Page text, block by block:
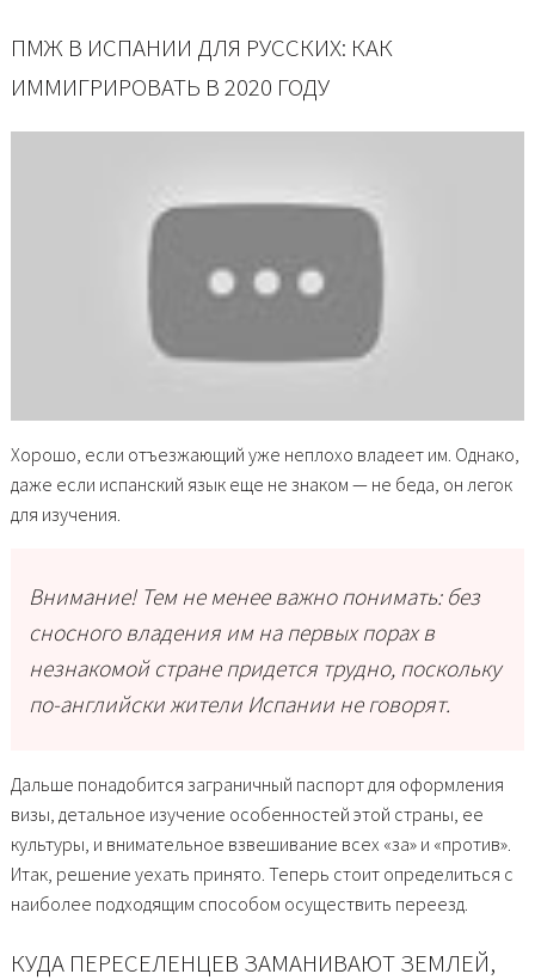
ПМЖ В ИСПАНИИ ДЛЯ РУССКИХ: КАК
ИММИГРИРОВАТЬ В 2020 ГОДУ
Хорошо, если отъезжающий уже неплохо владеет им. Однако,
даже если испанский язык еще не знаком — не беда, он легок
для изучения.
Внимание! Тем не менее важно понимать: без
сносного владения им на первых порах в
незнакомой стране придется трудно, поскольку
по-английски жители Испании не говорят.
Дальше понадобится заграничный паспорт для оформления
визы, детальное изучение особенностей этой страны, ее
культуры, и внимательное взвешивание всех «за» и «против».
Итак, решение уехать принято. Теперь стоит определиться с
наиболее подходящим способом осуществить переезд.
КУДА ПЕРЕСЕЛЕНЦЕВ ЗАМАНИВАЮТ ЗЕМЛЕЙ,